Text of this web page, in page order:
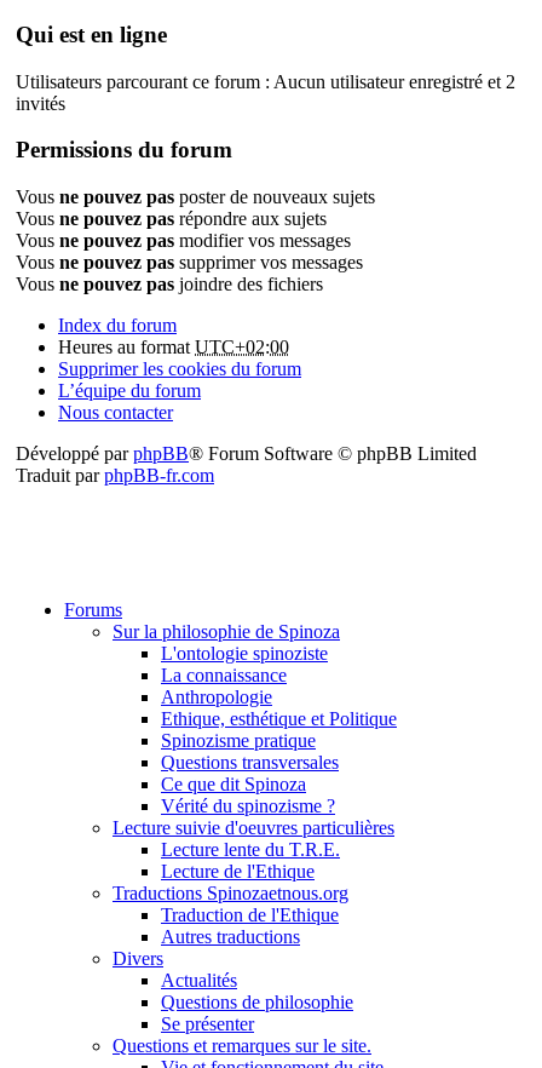
Qui est en ligne
Utilisateurs parcourant ce forum : Aucun utilisateur enregistré et 2
invités
Permissions du forum
Vous ne pouvez pas poster de nouveaux sujets
Vous ne pouvez pas répondre aux sujets
Vous ne pouvez pas modifier vos messages
Vous ne pouvez pas supprimer vos messages
Vous ne pouvez pas joindre des fichiers
Index du forum
Heures au format UTC+02:00
Supprimer les cookies du forum
L’équipe du forum
Nous contacter
Développé parphpBB® Forum Software © phpBB Limited
Traduit parphpBB-fr.com
Forums
Sur la philosophie de Spinoza
L'ontologie spinoziste
La connaissance
Anthropologie
Ethique, esthétique et Politique
Spinozisme pratique
Questions transversales
Ce que dit Spinoza
Vérité du spinozisme ?
Lecture suivie d'oeuvres particulières
Lecture lente du T.R.E.
Lecture de l'Ethique
Traductions Spinozaetnous.org
Traduction de l'Ethique
Autres traductions
Divers
Actualités
Questions de philosophie
Se présenter
Questions et remarques sur le site.